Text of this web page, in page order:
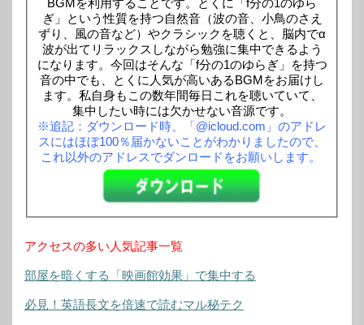
ぎ」という性質を持つ自然音（波の音、小鳥のさえ
ずり、風の音など）やクラシックを聴くと、脳内でα
波が出てリラックスしながら勉強に集中できるよう
になります。今回はそんな「f分の1のゆらぎ」を持つ
音の中でも、とくに人気が高いあるBGMをお届けし
ます。私自身もこの数年間毎日これを聴いていて、
集中したい時には欠かせない音源です。
※追記：ダウンロード時、「@icloud.com」のアドレ
スにはほぼ100％届かないことがわかりましたので、
これ以外のアドレスでダンロードをお願いします。
アクセスの多い人気記事一覧
部屋を暗くする「映画館効果」で集中する
必見！英語長文を倍速で読むマル秘テク